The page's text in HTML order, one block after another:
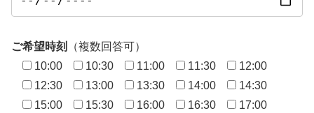
ご希望時刻
（複数回答可）
10:00
10:30 11:00 11:30
12:00
12:30
13:00 13:30 14:00
14:30
15:00
15:30 16:00 16:30
17:00